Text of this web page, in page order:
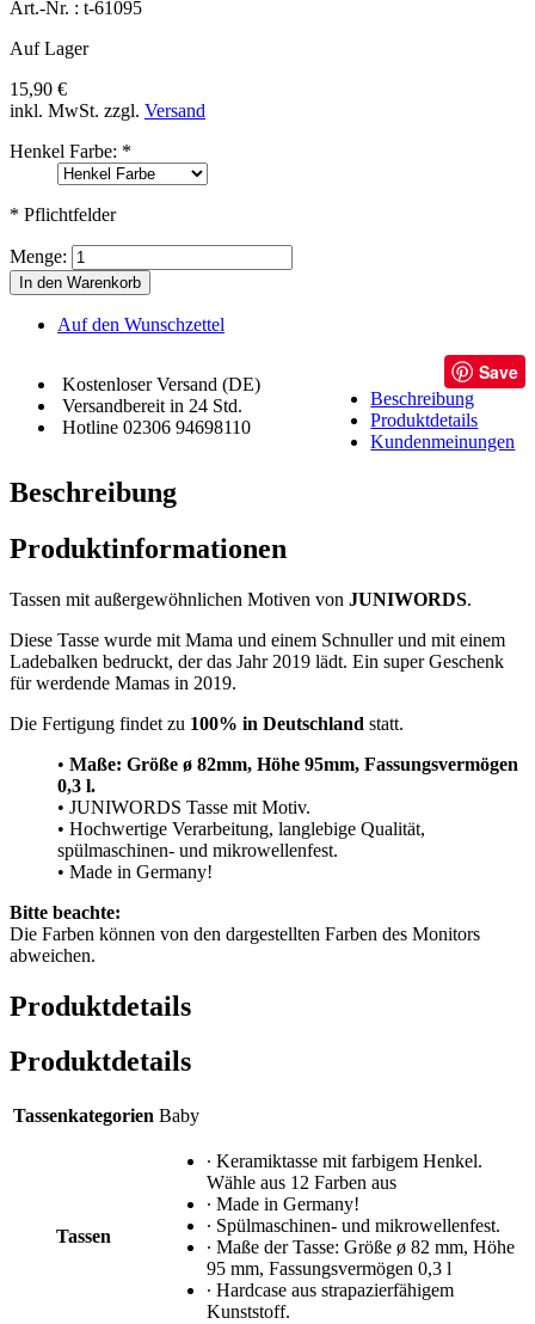
Art.-Nr. : t-61095
Auf Lager
15,90 €
inkl. MwSt. zzgl. Versand
Henkel Farbe: *
* Pflichtfelder
Menge:
In den Warenkorb
Auf den Wunschzettel
Kostenloser Versand (DE)
Versandbereit in 24 Std.
Hotline 02306 94698110
Save
Beschreibung
Produktdetails
Kundenmeinungen
Beschreibung
Produktinformationen
Tassen mit außergewöhnlichen Motiven von JUNIWORDS.
Diese Tasse wurde mit Mama und einem Schnuller und mit einem
Ladebalken bedruckt, der das Jahr 2019 lädt. Ein super Geschenk
für werdende Mamas in 2019.
Die Fertigung findet zu 100% in Deutschland statt.
• Maße: Größe ø 82mm, Höhe 95mm, Fassungsvermögen
0,3 l.
• JUNIWORDS Tasse mit Motiv.
• Hochwertige Verarbeitung, langlebige Qualität,
spülmaschinen- und mikrowellenfest.
• Made in Germany!
Bitte beachte:
Die Farben können von den dargestellten Farben des Monitors
abweichen.
Produktdetails
Produktdetails
Tassenkategorien Baby
Tassen
∙ Keramiktasse mit farbigem Henkel.
Wähle aus 12 Farben aus
∙ Made in Germany!
∙ Spülmaschinen- und mikrowellenfest.
∙ Maße der Tasse: Größe ø 82 mm, Höhe
95 mm, Fassungsvermögen 0,3 l
∙ Hardcase aus strapazierfähigem
Kunststoff.